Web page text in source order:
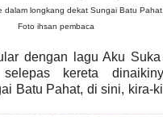
dalam longkang dekat Sungai Batu Pahat.
Foto ihsan pembaca
dengan lagu Aku
kereta
Batu Pahat, di sini, kira-